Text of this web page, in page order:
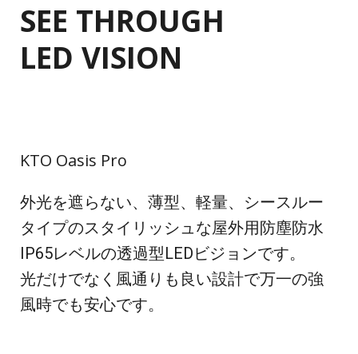
SEE THROUGH
LED VISION
KTO Oasis Pro
外光を遮らない、薄型、軽量、シースルー
タイプのスタイリッシュな屋外用防塵防水
IP65レベルの透過型LEDビジョンです。
光だけでなく風通りも良い設計で万一の強
風時でも安心です。